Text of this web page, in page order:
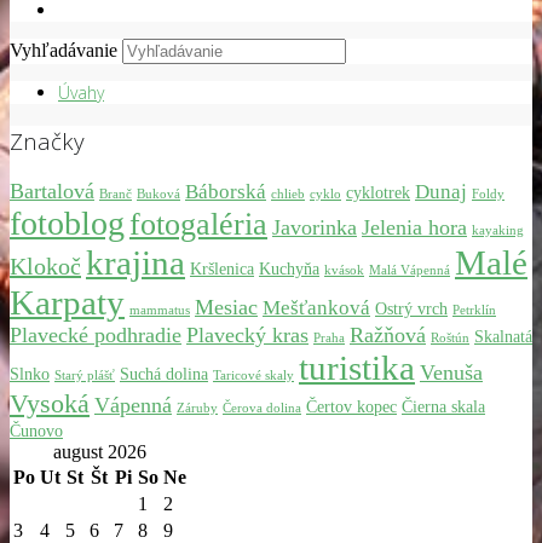
Vyhľadávanie
Úvahy
Značky
Bartalová Branč Buková Báborská chlieb cyklo cyklotrek Dunaj Foldy
fotoblog fotogaléria Javorinka Jelenia hora kayaking
Klokoč krajina Kršlenica Kuchyňa kvások Malá Vápenná Malé
Karpaty mammatus Mesiac Mešťanková Ostrý vrch Petrklín
Plavecké podhradie Plavecký kras Praha Ražňová Roštún Skalnatá
Slnko Starý plášť Suchá dolina Taricové skaly turistika Venuša
Vysoká Vápenná Záruby Čerova dolina Čertov kopec Čierna skala
Čunovo
august 2026
Po Ut St Št Pi So Ne
1
2
3
4 5 6 7 8 9